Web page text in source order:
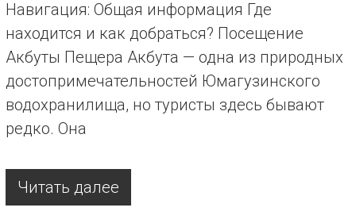
Навигация: Общая информация Где
находится и как добраться? Посещение
Акбуты Пещера Акбута — одна из природных
достопримечательностей Юмагузинского
водохранилища, но туристы здесь бывают
редко. Она
Читать далее